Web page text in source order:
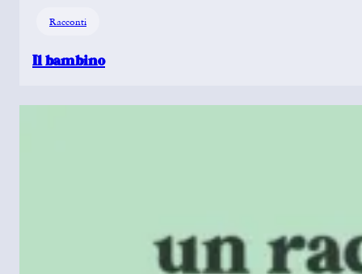
Racconti
Il bambino